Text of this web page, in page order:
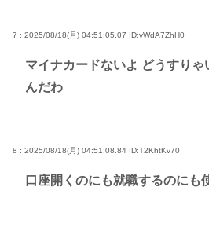
7 : 2025/08/18(月) 04:51:05.07 ID:vWdA7ZhH0
マイナカードないよ どうすり
んだわ
8 : 2025/08/18(月) 04:51:08.84 ID:T2KhtKv70
口座開くのにも就職するのにも